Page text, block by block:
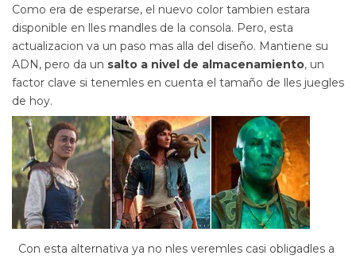
Como era de esperarse, el nuevo color tambien estara
disponible en lles mandles de la consola. Pero, esta
actualizacion va un paso mas alla del diseño. Mantiene su
ADN, pero da un salto a nivel de almacenamiento, un
factor clave si tenemles en cuenta el tamaño de lles juegles
de hoy.
Con esta alternativa ya no nles veremles casi obligadles a